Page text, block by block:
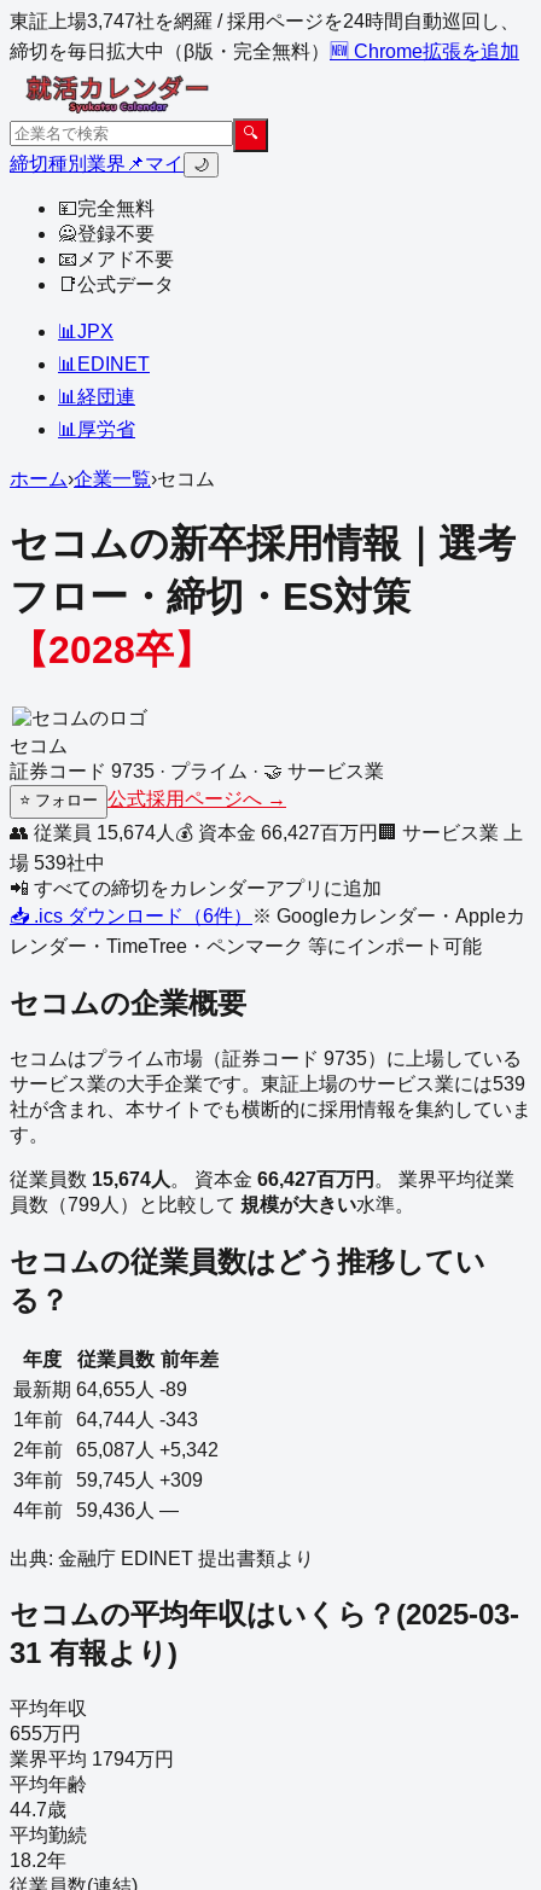
東証上場3,747社を網羅 / 採用ページを24時間自動巡回し、
締切を毎日拡大中（β版・完全無料）
🆕 Chrome拡張を追加
🔍
締切種別 業界 📌マイ 🌙
💴完全無料
🙅登録不要
📧 メアド不要
📑公式データ
📊 JPX
📊 EDINET
📊 経団連
📊 厚労省
ホーム›企業一覧›セコム
セコムの新卒採用情報｜選考
フロー・締切・ES対策
【2028卒】
セコム
証券コード 9735 · プライム · 🤝 サービス業
⭐ フォロー 公式採用ページへ →
👥 従業員 15,674人 💰 資本金 66,427百万円 🏢 サービス業 上
場 539社中
📲 すべての締切をカレンダーアプリに追加
📥 .ics ダウンロード（6件）
※ Googleカレンダー・Appleカ
レンダー・TimeTree・ペンマーク 等にインポート可能
セコムの企業概要
セコムはプライム市場（証券コード 9735）に上場している
サービス業の大手企業です。 東証上場のサービス業には539
社が含まれ、本サイトでも横断的に採用情報を集約していま
す。
従業員数 15,674人 。 資本金 66,427百万円 。
業界平均従業
員数（799人）と比較して 規模が大きい水準。
セコムの従業員数はどう推移してい
る？
年度 従業員数 前年差
最新期 64,655人 -89
1年前
64,744人 -343
2年前
65,087 人 +5,342
3年前
59,745人 +309
4年前
59,436人 —
出典: 金融庁 EDINET 提出書類より
セコムの平均年収はいくら？ (2025-03-
31 有報より)
平均年収
655万円
業界平均 1794万円
平均年齢
44.7歳
平均勤続
18.2年